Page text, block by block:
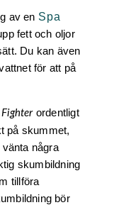
av en Spa
fett och oljor
Du kan även
för att på
ordentligt
på skummet,
några
skumbildning
tillföra
bör